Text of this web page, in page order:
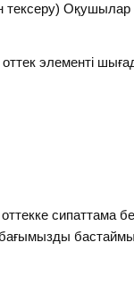
Оқушылар
элементі
сипаттама